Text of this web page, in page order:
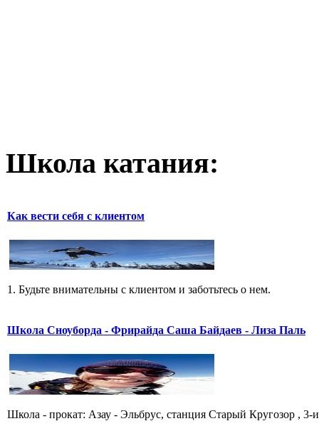
Школа катания:
Как вести себя с клиентом
1. Будьте внимательны с клиентом и заботьтесь о нем.
Школа Сноуборда - Фрирайда Саша Байдаев - Лиза Паль
Школа - прокат: Азау - Эльбрус, станция Старый Кругозор , 3-